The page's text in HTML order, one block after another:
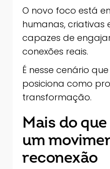
O novo foco está
humanas, criativas
capazes de
conexões reais.
É nesse cenário
posiciona como
transformação.
Mais do
um
reconexão